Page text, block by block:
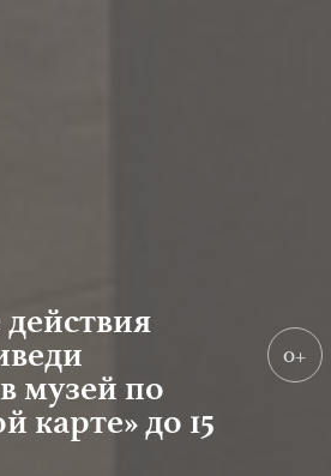
музей по
карте» до 15
0+